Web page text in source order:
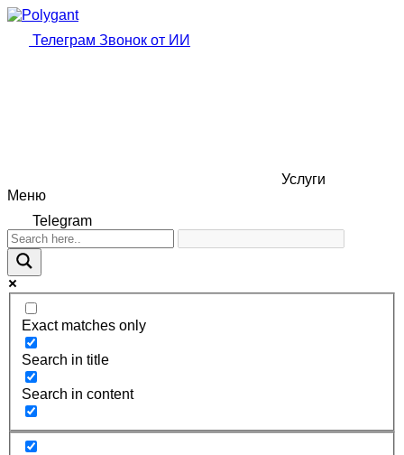
Телеграм Звонок от ИИ
Услуги
Меню
Telegram
Exact matches only
Search in title
Search in content